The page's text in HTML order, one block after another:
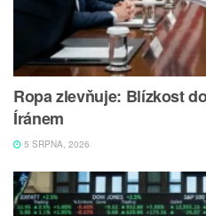
Ropa zlevňuje: Blízkost
Íránem
5 SRPNA, 2026